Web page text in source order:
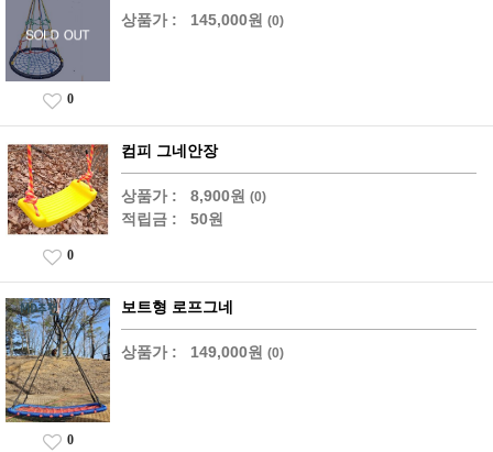
상품가 : 145,000원 (0)
0
컴피 그네안장
상품가 : 8,900원 (0)
적립금 : 50원
0
보트형 로프그네
상품가 : 149,000원 (0)
0